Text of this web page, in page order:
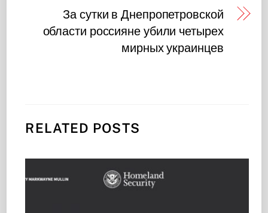
За сутки в Днепропетровской
области россияне убили четырех
мирных украинцев
RELATED POSTS